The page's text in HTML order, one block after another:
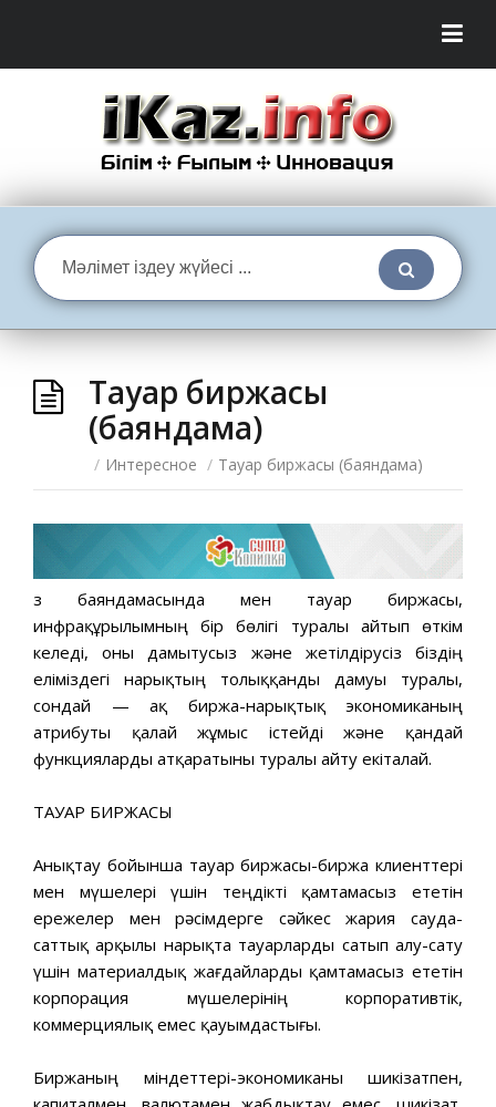
Тауар биржасы
(баяндама)
/ Интересное / Тауар биржасы (баяндама)
Өз баяндамасында мен тауар биржасы,
инфрақұрылымның бір бөлігі туралы айтып өткім
келеді, оны дамытусыз және жетілдірусіз біздің
еліміздегі нарықтың толыққанды дамуы туралы,
сондай — ақ биржа-нарықтық экономиканың
атрибуты қалай жұмыс істейді және қандай
функцияларды атқаратыны туралы айту екіталай.
ТАУАР БИРЖАСЫ
Анықтау бойынша тауар биржасы-биржа клиенттері
мен мүшелері үшін теңдікті қамтамасыз ететін
ережелер мен рәсімдерге сәйкес жария сауда-
саттық арқылы нарықта тауарларды сатып алу-сату
үшін материалдық жағдайларды қамтамасыз ететін
корпорация мүшелерінің корпоративтік,
коммерциялық емес қауымдастығы.
Биржаның міндеттері-экономиканы шикізатпен,